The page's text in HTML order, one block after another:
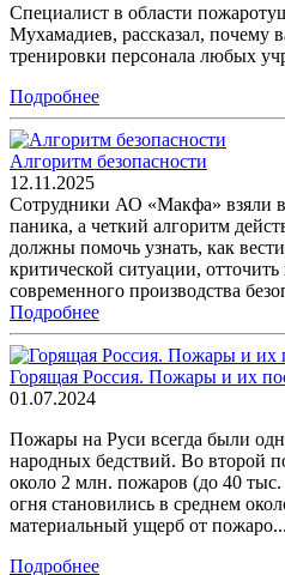
Специалист в области
Мухамадиев, рассказал, почему
тренировки персонала любых
Подробнее
Алгоритм безопасности
12.11.2025
Сотрудники АО «Макфа» взяли
паника, а четкий алгоритм
должны помочь узнать, как
критической ситуации,
современного производства
Подробнее
Горящая Россия. Пожары и их
01.07.2024
Пожары на Руси всегда были
народных бедствий. Во второй
около 2 млн. пожаров (до 40
огня становились в среднем
материальный ущерб от пожаро...
Подробнее